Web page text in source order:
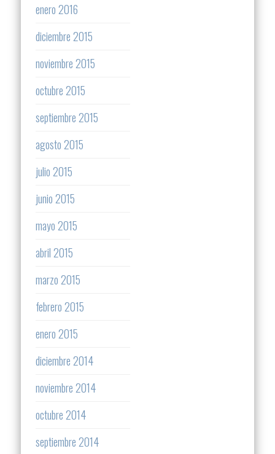
enero 2016
diciembre 2015
noviembre 2015
octubre 2015
septiembre 2015
agosto 2015
julio 2015
junio 2015
mayo 2015
abril 2015
marzo 2015
febrero 2015
enero 2015
diciembre 2014
noviembre 2014
octubre 2014
septiembre 2014